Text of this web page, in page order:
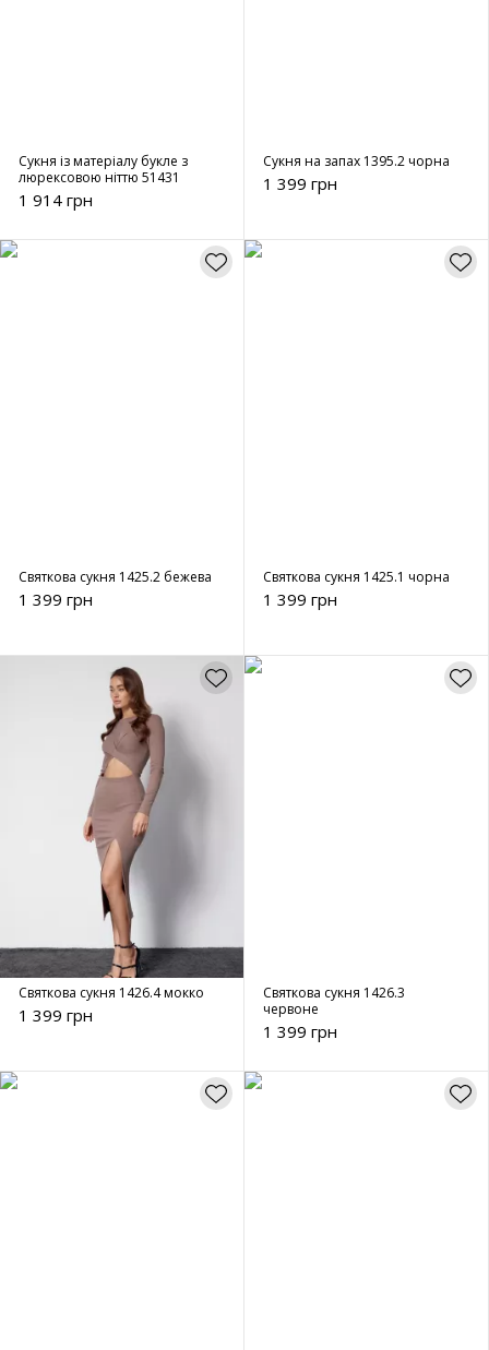
Сукня із матеріалу букле з
люрексовою ніттю 51431
1 914 грн
Сукня на запах 1395.2 чорна
1 399 грн
Святкова сукня 1425.2 бежева
1 399 грн
Святкова сукня 1425.1 чорна
1 399 грн
Святкова сукня 1426.4 мокко
1 399 грн
Святкова сукня 1426.3
червоне
1 399 грн